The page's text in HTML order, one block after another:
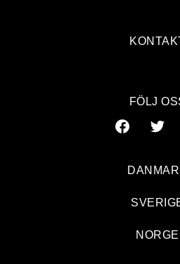
FÖLJ
NORGE